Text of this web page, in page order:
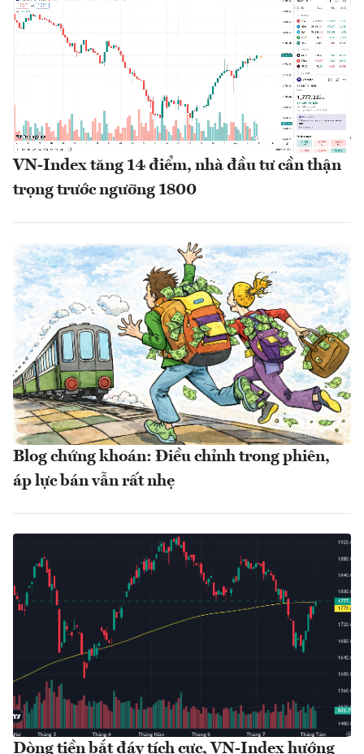
VN-Index tăng 14 điểm, nhà đầu tư cần thận
trọng trước ngưỡng 1800
Blog chứng khoán: Điều chỉnh trong phiên,
áp lực bán vẫn rất nhẹ
Dòng tiền bắt đáy tích cực, VN-Index hướng